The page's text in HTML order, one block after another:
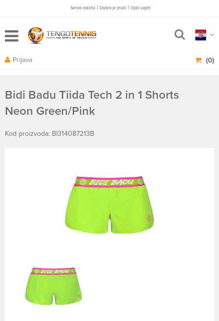
Servis reketa | Dobro je znati | Opči uvjeti
(0)
Prijava
Bidi Badu Tiida Tech 2 in 1 Shorts
Neon Green/Pink
Kod proizvoda: BI314087213B